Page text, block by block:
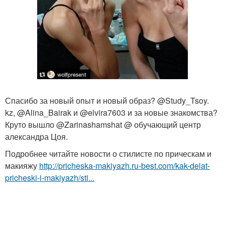
Спасибо за новый опыт и новый образ? @Study_Tsoy.
kz, @Alina_Bairak и @elvira7603 и за новые знакомства?
Круто вышло @Zarinashamshat @ обучающий центр
александра Цоя.
Подробнее читайте новости о стилисте по прическам и
макияжу http://pricheska-makiyazh.ru-best.com/kak-delat-
pricheski-i-makiyazh/sti...